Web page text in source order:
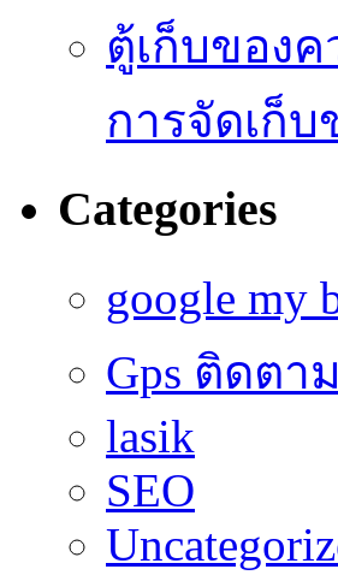
ตู้เก็บของ
การจัดเก็
Categories
google my
Gps ติดตา
lasik
SEO